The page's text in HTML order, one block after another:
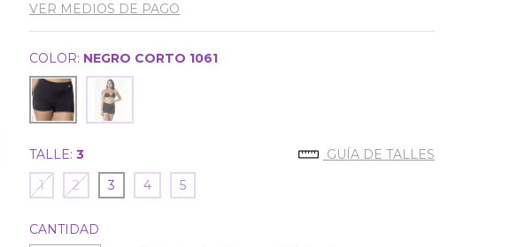
VER MEDIOS DE PAGO
COLOR: NEGRO CORTO 1061
TALLE: 3
GUÍA DE TALLES
1
2 3 4 5
CANTIDAD